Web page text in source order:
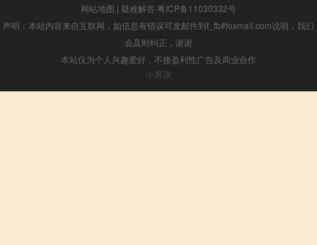
网站地图 | 疑难解答 粤ICP备11030332号
声明：本站内容来自互联网，如信息有错误可发邮件到f_fb#foxmail.com说明，我们
会及时纠正，谢谢
本站仅为个人兴趣爱好，不接盈利性广告及商业合作
小男孩